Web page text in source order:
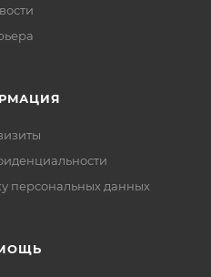
персональных данных